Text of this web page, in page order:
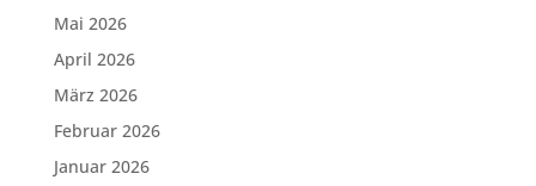
Mai 2026
April 2026
März 2026
Februar 2026
Januar 2026